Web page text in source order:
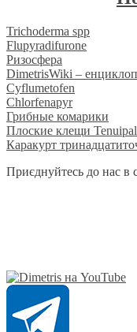
Trichoderma spp
Flupyradifurone
Ризосфера
DimetrisWiki –
Cyflumetofen
Chlorfenapyr
Грибные комарики
Плоские клещи
Каракурт
Приєднуйтесь до нас в